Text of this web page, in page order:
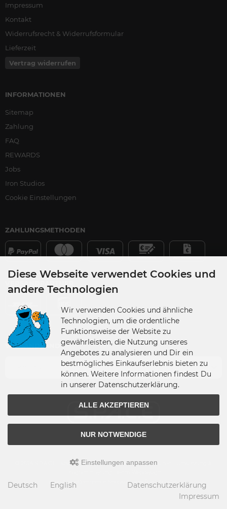
Impressum
Kontakt
Widerrufsrecht & Widerrufsformular
Lieferzeit
Vertrag widerrufen
INFORMATIONEN
Sitemap
Zahlung
FAQ
REWARDS
Jobs
Iron Studios
Cookie Einstellungen
ZAHLUNGSMETHODEN
VERSANDPARTNER
VERSANDLAND
© 2026 S.P.A.C.E - space-figuren.de • Alle Rechte vorbehalten • Umsetzung &
modified eCommerce Shopsoftware © 2009-2026
Diese Webseite verwendet Cookies und
andere Technologien
Wir verwenden Cookies und ähnliche
Technologien, um die ordentliche
Funktionsweise der Website zu
gewährleisten, die Nutzung unseres
Angebotes zu analysieren und Dir ein
bestmögliches Einkaufserlebnis bieten zu
können. Weitere Informationen findest Du
in unserer Datenschutzerklärung.
ALLE AKZEPTIEREN
NUR NOTWENDIGE
Einstellungen anpassen
Deutsch English
Datenschutzerklärung
Impressum